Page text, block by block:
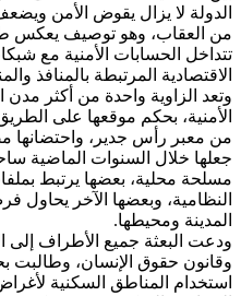
الدولة لا يزال يقوض الأمن
من العقاب، وهو توصيف يعكس
تتداخل الحسابات الأمنية مع
الاقتصادية المرتبطة بالمنافذ
وتعد الزاوية واحدة من أكثر
الأمنية، بحكم موقعها على
من معبر رأس جدير، واحتضانها
جعلها خلال السنوات الماضية
مسلحة محلية، بعضها يرتبط
النظامية، وبعضها الآخر
المدينة ومحيطها.
ودعت البعثة جميع الأطراف إلى
وقانون حقوق الإنسان، وطالبت
استخدام المناطق السكنية